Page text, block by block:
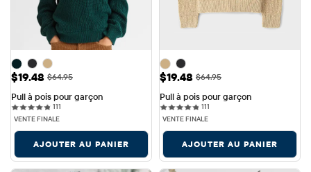
Prix ​​de vente: $19.48
$19.48 Prix ​​d'origine: $64.95
$64.95
Pull à pois pour garçon
111
VENTE FINALE
AJOUTER AU PANIER
Prix ​​de vente: $19.48
$19.48 Prix ​​d'origine: $64.95
$64.95
Pull à pois pour garçon
111
VENTE FINALE
AJOUTER AU PANIER